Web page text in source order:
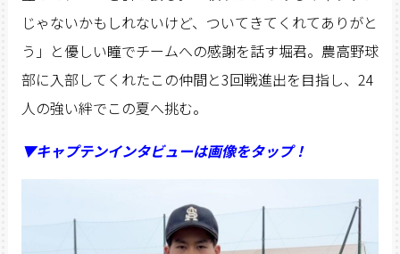
じゃないかもしれないけど、ついてきてくれてありがと
う」と優しい瞳でチームへの感謝を話す堀君。農高野球
部に入部してくれたこの仲間と3回戦進出を目指し、24
人の強い絆でこの夏へ挑む。
▼キャプテンインタビューは画像をタップ！